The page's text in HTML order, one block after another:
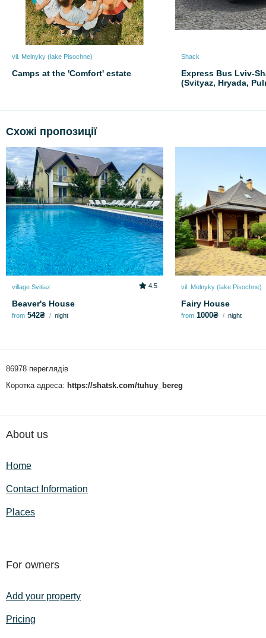
vil. Melnyky (lake Pіsochne)
Camps at the 'Comfort' estate
Shack
Express Bus Lviv-
(Svityaz, Hryada,
Схожі пропозиції
village Svitiaz 4.5
Beaver's House
from 542₴ night
vil. Melnyky (lake Pіsochne)
Fairy House
from 1000₴ night
86978 переглядів
Коротка адреса: https://shatsk.com/tuhuy_bereg
About us
Home
Contact Information
Places
For owners
Add your property
Pricing